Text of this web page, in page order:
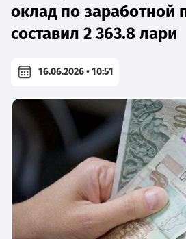
оклад по заработной
составил 2 363.8 лари
16.06.2026 • 10:51